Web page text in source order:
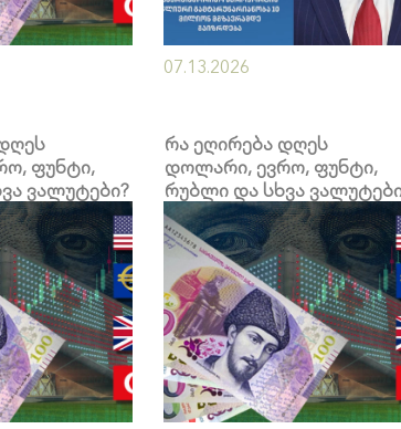
07.13.2026
ფუნტი,
ვალუტები?
რა ეღირება დღეს
დოლარი, ევრო, ფუნტი,
რუბლი და სხვა